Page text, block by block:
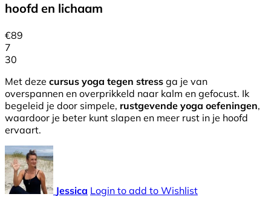
hoofd en lichaam
€89
7
30
Met deze cursus yoga tegen stress ga je van
overspannen en overprikkeld naar kalm en gefocust. Ik
begeleid je door simpele, rustgevende yoga oefeningen,
waardoor je beter kunt slapen en meer rust in je hoofd
ervaart.
Jessica Login to add to Wishlist